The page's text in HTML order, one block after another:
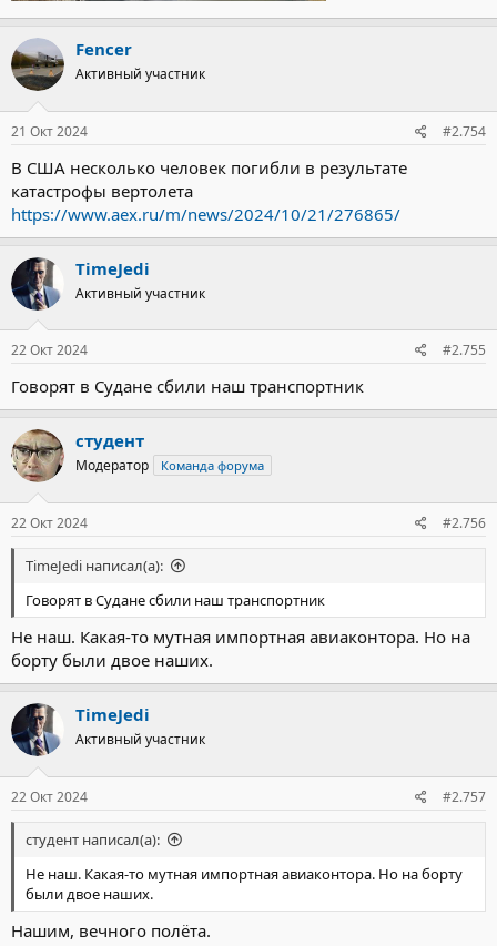
Fencer
Активный участник
21 Окт 2024 #2.754
В США несколько человек погибли в результате
катастрофы вертолета
https://www.aex.ru/m/news/2024/10/21/276865/
TimeJedi
Активный участник
22 Окт 2024 #2.755
Говорят в Судане сбили наш транспортник
студент
Модератор Команда форума
22 Окт 2024 #2.756
TimeJedi написал(а):
Говорят в Судане сбили наш транспортник
Не наш. Какая-то мутная импортная авиаконтора. Но на
борту были двое наших.
TimeJedi
Активный участник
22 Окт 2024 #2.757
студент написал(а):
Не наш. Какая-то мутная импортная авиаконтора. Но на борту
были двое наших.
Нашим, вечного полёта.